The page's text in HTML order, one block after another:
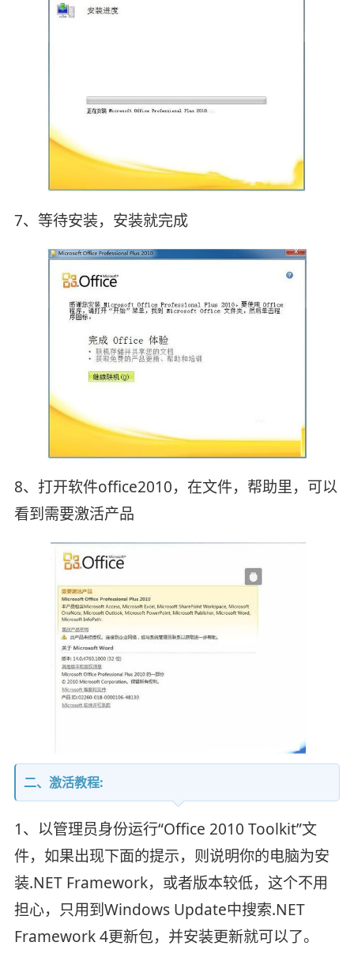
7、等待安装，安装就完成
8、打开软件office2010，在文件，帮助里，可以
看到需要激活产品
二、激活教程:
1、以管理员身份运行“Office 2010 Toolkit”文
件，如果出现下面的提示，则说明你的电脑为安
装.NET Framework，或者版本较低，这个不用
担心，只用到Windows Update中搜索.NET
Framework 4更新包，并安装更新就可以了。